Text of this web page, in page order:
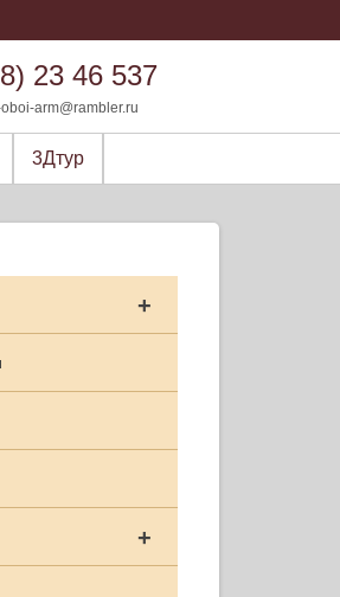
23 46 537
arm@rambler.ru
3Дтур
+
+